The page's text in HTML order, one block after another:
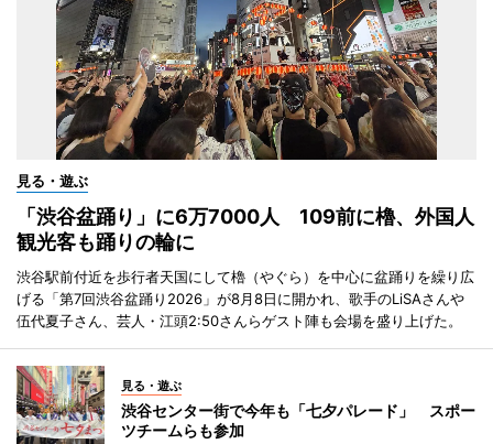
見る・遊ぶ
「渋谷盆踊り」に6万7000人 109前に櫓、外国人
観光客も踊りの輪に
渋谷駅前付近を歩行者天国にして櫓（やぐら）を中心に盆踊りを繰り広
げる「第7回渋谷盆踊り2026」が8月8日に開かれ、歌手のLiSAさんや
伍代夏子さん、芸人・江頭2:50さんらゲスト陣も会場を盛り上げた。
見る・遊ぶ
渋谷センター街で今年も「七夕パレード」 スポー
ツチームらも参加